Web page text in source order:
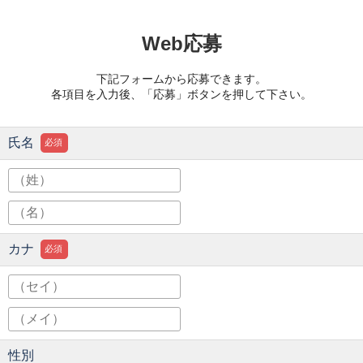
Web応募
下記フォームから応募できます。
各項目を入力後、「応募」ボタンを押して下さい。
氏名 必須
カナ 必須
性別